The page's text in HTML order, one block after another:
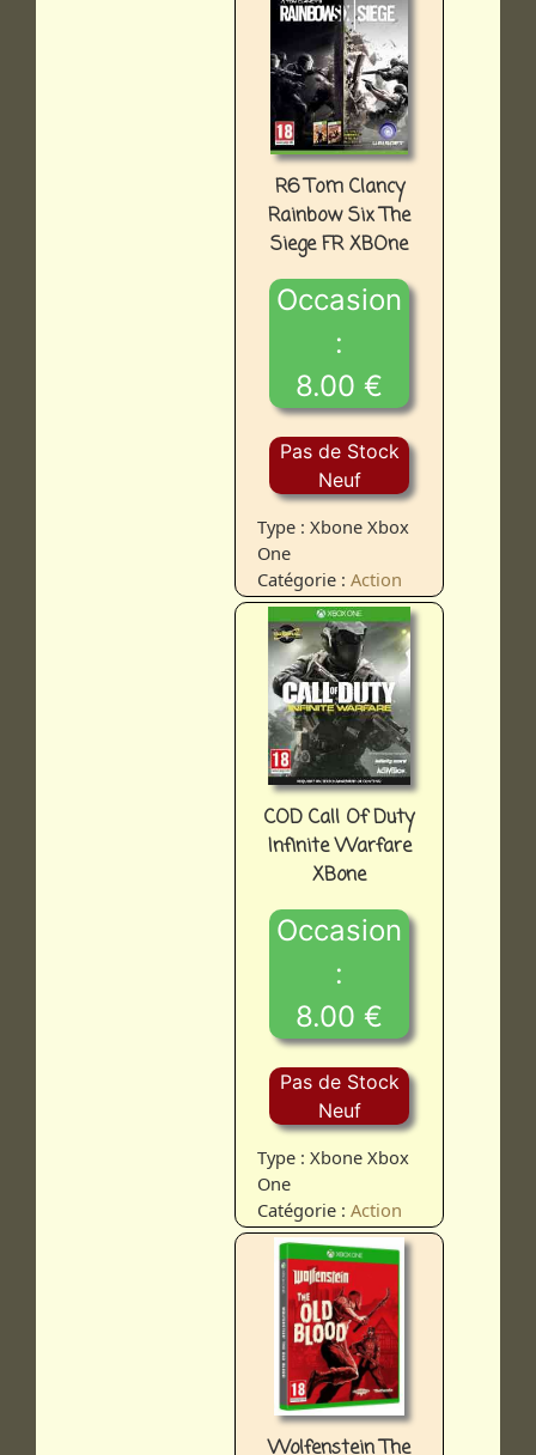
R6 Tom Clancy
Rainbow Six The
Siege FR XBOne
Occasion
:
8.00 €
Pas de Stock
Neuf
Type : Xbone Xbox
One
Catégorie :Action
COD Call Of Duty
Infinite Warfare
XBone
Occasion
:
8.00 €
Pas de Stock
Neuf
Type : Xbone Xbox
One
Catégorie :Action
Wolfenstein The